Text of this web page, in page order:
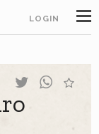
LOGIN